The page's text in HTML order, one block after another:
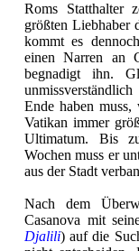
Roms Statthalter
größten Liebhaber
kommt es
einen Narren an
begnadigt ihn.
Ende haben
Vatikan immer
Ultimatum. Bis
Wochen muss er
aus der Stadt
Nach dem
Casanova mit
Djalili) auf die